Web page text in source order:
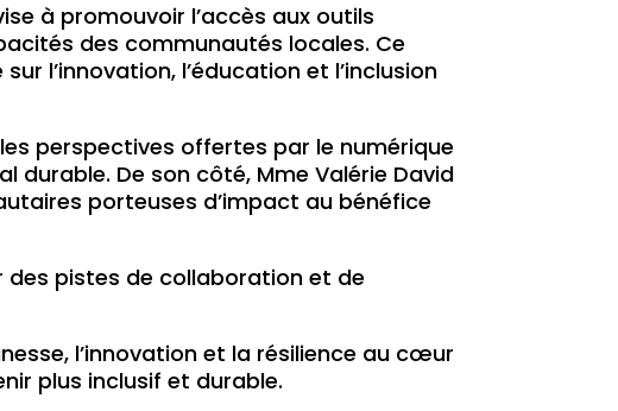
à promouvoir l’accès aux outils
des communautés locales. Ce
l’innovation, l’éducation et l’inclusion
perspectives offertes par le numérique
durable. De son côté, Mme Valérie David
porteuses d’impact au bénéfice
des pistes de collaboration et de
l’innovation et la résilience au cœur
plus inclusif et durable.